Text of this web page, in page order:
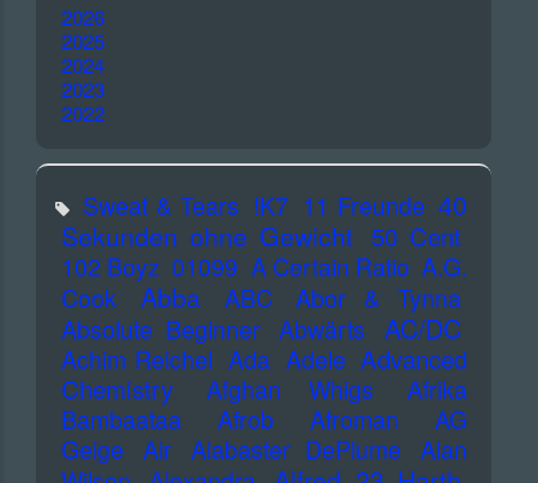
2026
2025
2024
2023
2022
Sweat & Tears !K7 11 Freunde 40
Sekunden ohne Gewicht 50 Cent
102 Boyz 01099 A Certain Ratio A.G.
Cook
Abba ABC
Abor & Tynna
Absolute Beginner Abwärts AC/DC
Achim Reichel Ada Adele Advanced
Chemistry
Afghan Whigs
Afrika
Bambaataa
Afrob Afroman
AG
Geige
Air Alabaster DePlume
Alan